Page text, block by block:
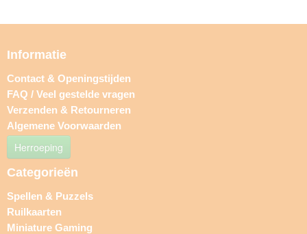
Informatie
Contact & Openingstijden
FAQ / Veel gestelde vragen
Verzenden & Retourneren
Algemene Voorwaarden
Herroeping
Categorieën
Spellen & Puzzels
Ruilkaarten
Miniature Gaming